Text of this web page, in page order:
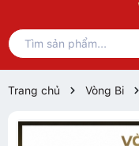
Trang chủ Vòng Bi